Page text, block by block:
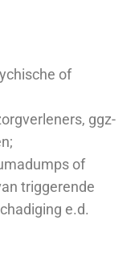
of
ggz-
of
triggerende
e.d.